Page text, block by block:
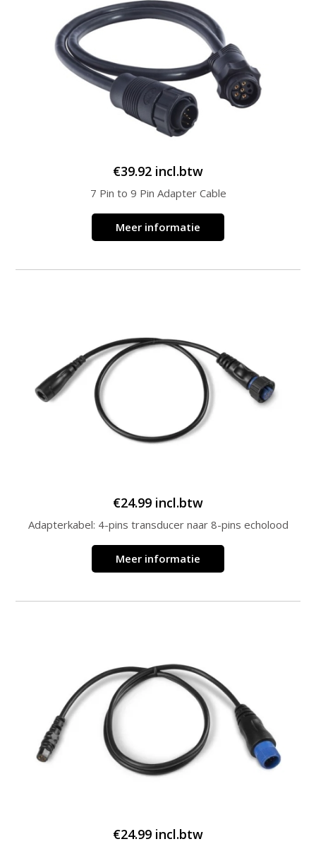
€39.92 incl.btw
7 Pin to 9 Pin Adapter Cable
Meer informatie
€24.99 incl.btw
Adapterkabel: 4-pins transducer naar 8-pins echolood
Meer informatie
€24.99 incl.btw